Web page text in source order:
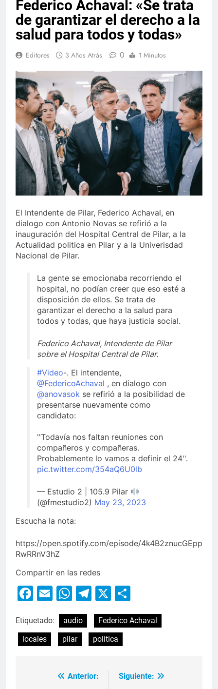
Federico Achaval: «Se trata
de garantizar el derecho a la
salud para todos y todas»
Editores 3 Años Atrás 0 1 Minutos
El Intendente de Pilar, Federico Achaval, en
dialogo con Antonio Novas se refirió a la
inauguración del Hospital Central de Pilar, a la
Actualidad politica en Pilar y a la Univerisdad
Nacional de Pilar.
La gente se emocionaba recorriendo el
hospital, no podían creer que eso esté a
disposición de ellos. Se trata de
garantizar el derecho a la salud para
todos y todas, que haya justicia social.
Federico Achaval, Intendente de Pilar
sobre el Hospital Central de Pilar.
#Video-. El intendente,
@FedericoAchaval , en dialogo con
@anovasok se refirió a la posibilidad de
presentarse nuevamente como
candidato:
''Todavía nos faltan reuniones con
compañeros y compañeras.
Probablemente lo vamos a definir el 24''.
pic.twitter.com/354aQ6U0lb
— Estudio 2 | 105.9 Pilar
(@fmestudio2) May 23, 2023
Escucha la nota:
https://open.spotify.com/episode/4k4B2znucGEpp
RwRRnV3hZ
Compartir en las redes
Facebook
EmailWhatsApp
Telegram
X
Etiquetado: audio
Federico Achaval
locales
pilar politica
Anterior:
Siguiente: